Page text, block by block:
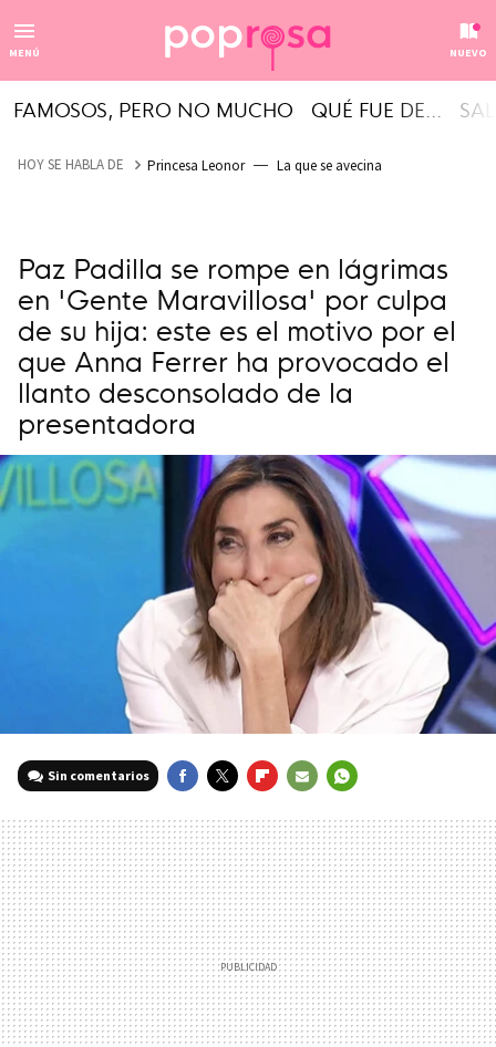
MENÚ NUEVO
FAMOSOS, PERO NO MUCHO QUÉ FUE DE...
HOY SE HABLA DE Princesa Leonor La que se avecina
Paz Padilla se rompe en lágrimas
en 'Gente Maravillosa' por culpa
de su hija: este es el motivo por el
que Anna Ferrer ha provocado el
llanto desconsolado de la
presentadora
Sin comentarios
MAIL